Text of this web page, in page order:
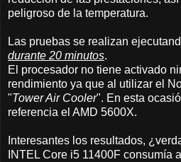
peligroso de la temperatura.
Las pruebas se realizan
durante 20 minutos.
El procesador no tiene activado
rendimiento ya que al utilizar el
"Tower Air Cooler". En esta
referencia el AMD 5600X.
Interesantes los resultados,
INTEL Core i5 11400F consumía